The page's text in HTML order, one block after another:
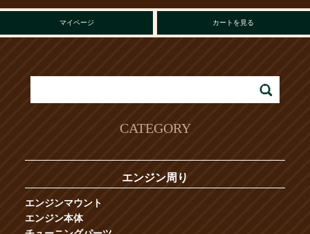
マイページ カートを見る
CATEGORY
エンジン周り
エンジンマウント
エンジン本体